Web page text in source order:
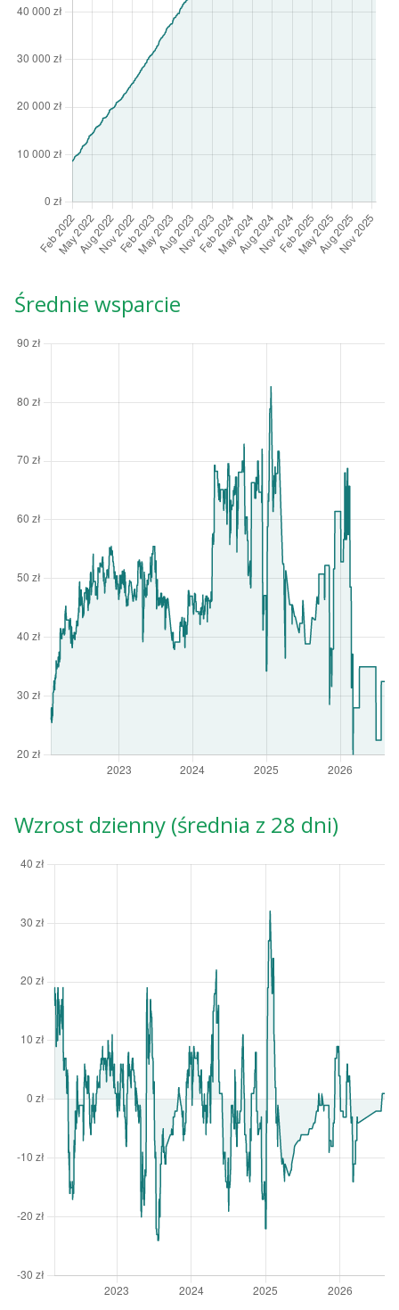
Średnie wsparcie
Wzrost dzienny (średnia z 28 dni)